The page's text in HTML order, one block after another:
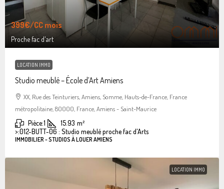
399€/CC mois
Proche fac d'art
LOCATION IMMO
Studio meublé – École d’Art Amiens
XX, Rue des Teinturiers, Amiens, Somme, Hauts-de-France, France
métropolitaine, 80000, France, Amiens - Saint-Maurice
Pièce:1 15.93 m²
>:012-BUTT-06 : Studio meublé proche fac d'Arts
IMMOBILIER - STUDIOS À LOUER AMIENS
LOCATION IMMO